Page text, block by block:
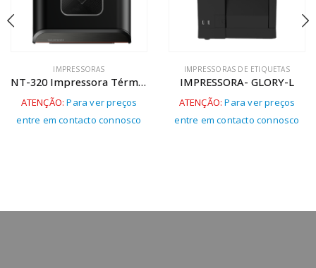
IMPRESSORAS
NT-320 Impressora Térmica Com Scanner
ATENÇÃO: Para ver preços
entre em contacto connosco
IMPRESSORAS DE ETIQUETAS
IMPRESSORA- GLORY-L
ATENÇÃO: Para ver preços
entre em contacto connosco